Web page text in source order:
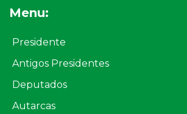
Menu:
Presidente
Antigos Presidentes
Deputados
Autarcas